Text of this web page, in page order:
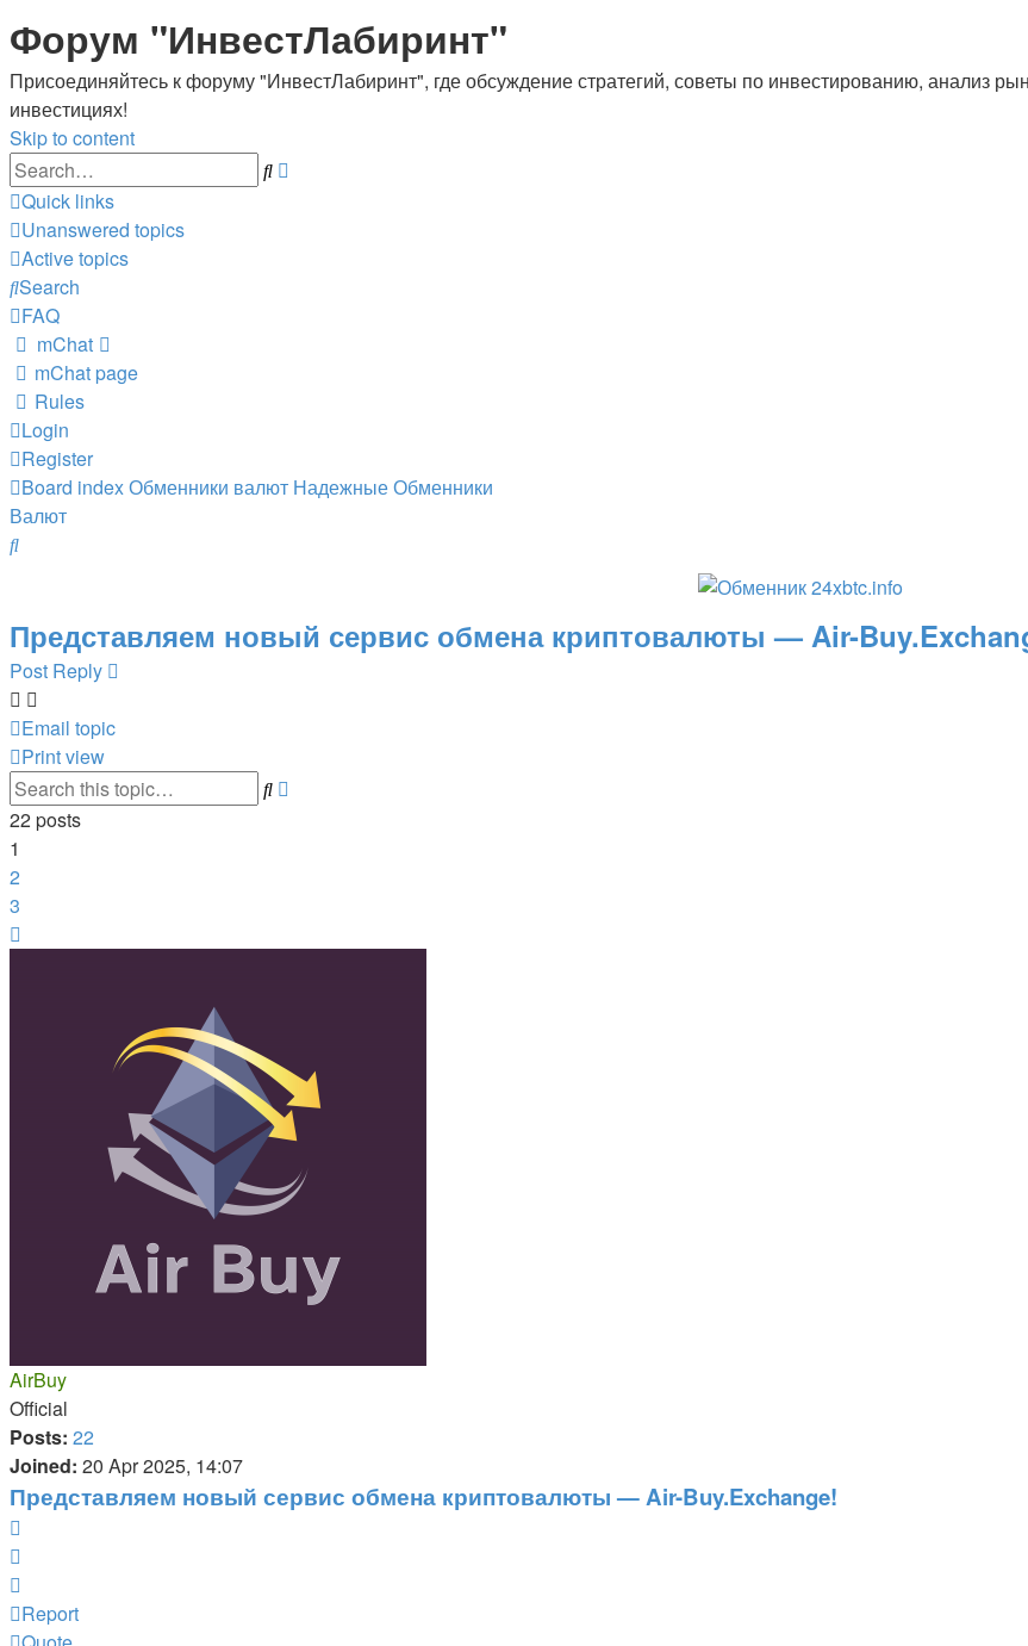
Форум "ИнвестЛабиринт"
Присоединяйтесь к форуму "ИнвестЛабиринт", где обсуждение стратегий, советы по инвестированию, анализ
инвестициях!
Skip to content
Search
Quick links
Unanswered topics
Active topics
Search
FAQ
mChat
mChat page
Rules
Login
Register
Board indexОбменники валют Надежные Обменники
Валют
Search
Представляем новый сервис обмена криптовалюты — Air-
Post Reply
Email topic
Print view
Search
22 posts
1
2
3
AirBuy
Official
Posts: 22
Joined: 20 Apr 2025, 14:07
Представляем новый сервис обмена криптовалюты — Air-Buy.Exchange!
Report